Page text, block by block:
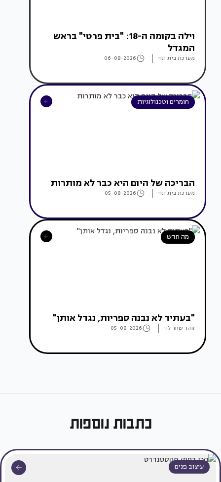
וילה בקומה ה-18: "בית פרטי" בראש
המגדל
מערכת בית ונוי 06-08-2026
חומרים וטכנולוגיות
הבריכה של היום היא כבר לא מותרות
מערכת בית ונוי 05-08-2026
מה חדש
"בעתיד לא נבנה ספריות, נגדל אותן"
זוהר שחר לוי 05-08-2026
כתבות נוספות
עיצוב פנים